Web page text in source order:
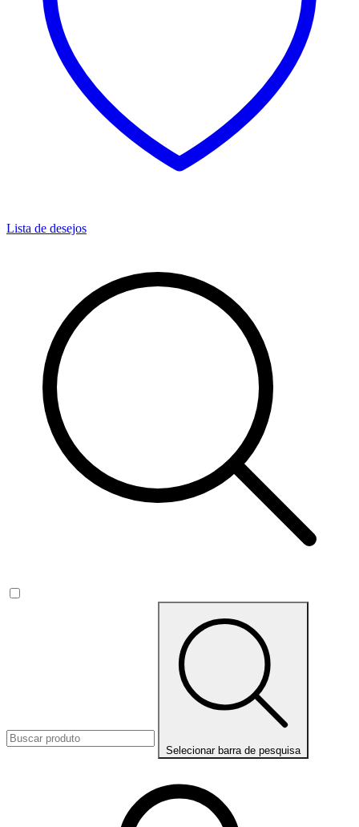
Lista de desejos
Selecionar barra de pesquisa